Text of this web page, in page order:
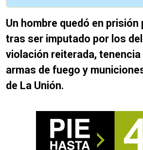
Un hombre quedó en prisión
tras ser imputado por los
violación reiterada, tenencia
armas de fuego y
de La Unión.